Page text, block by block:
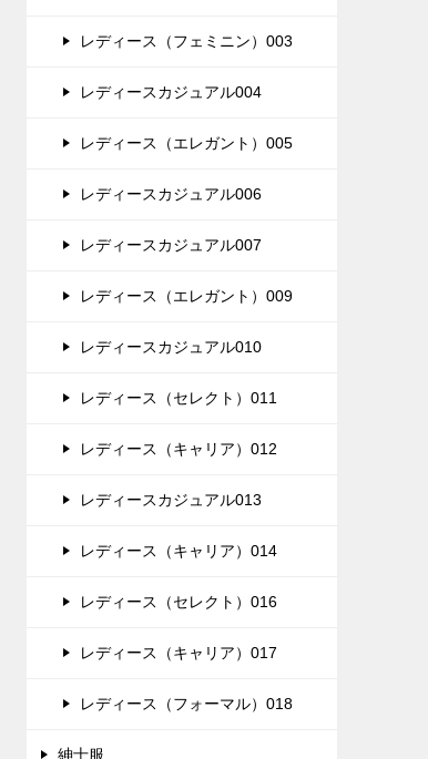
レディース（フェミニン）003
レディースカジュアル004
レディース（エレガント）005
レディースカジュアル006
レディースカジュアル007
レディース（エレガント）009
レディースカジュアル010
レディース（セレクト）011
レディース（キャリア）012
レディースカジュアル013
レディース（キャリア）014
レディース（セレクト）016
レディース（キャリア）017
レディース（フォーマル）018
紳士服